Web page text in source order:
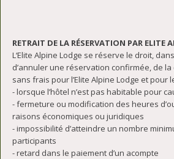
RETRAIT DE LA RÉSERVATION PAR ELITE
L‘Elite Alpine Lodge se réserve le droit,
d’annuler une réservation confirmée, de
sans frais pour l’Elite Alpine Lodge et pour
- lorsque l’hôtel n’est pas habitable pour
- fermeture ou modification des heures
raisons économiques ou juridiques
- impossibilité d’atteindre un nombre
participants
- retard dans le paiement d’un acompte